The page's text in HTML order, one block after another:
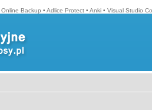
Online Backup • Adlice Protect • Anki • Visual Studio